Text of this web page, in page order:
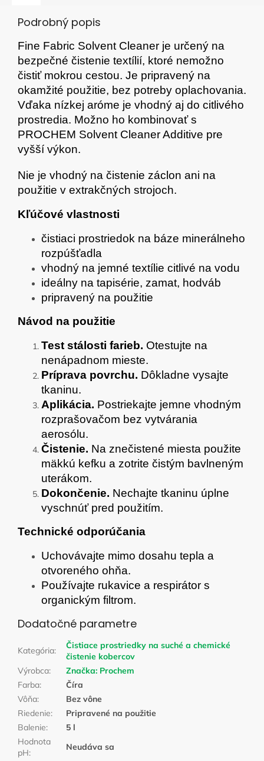
Podrobný popis
Fine Fabric Solvent Cleaner je určený na
bezpečné čistenie textílií, ktoré nemožno
čistiť mokrou cestou. Je pripravený na
okamžité použitie, bez potreby oplachovania.
Vďaka nízkej aróme je vhodný aj do citlivého
prostredia. Možno ho kombinovať s
PROCHEM Solvent Cleaner Additive pre
vyšší výkon.
Nie je vhodný na čistenie záclon ani na
použitie v extrakčných strojoch.
Kľúčové vlastnosti
čistiaci prostriedok na báze minerálneho
rozpúšťadla
vhodný na jemné textílie citlivé na vodu
ideálny na tapisérie, zamat, hodváb
pripravený na použitie
Návod na použitie
Test stálosti farieb. Otestujte na
nenápadnom mieste.
Príprava povrchu. Dôkladne vysajte
tkaninu.
Aplikácia. Postriekajte jemne vhodným
rozprašovačom bez vytvárania
aerosólu.
Čistenie. Na znečistené miesta použite
mäkkú kefku a zotrite čistým bavlneným
uterákom.
Dokončenie. Nechajte tkaninu úplne
vyschnúť pred použitím.
Technické odporúčania
Uchovávajte mimo dosahu tepla a
otvoreného ohňa.
Používajte rukavice a respirátor s
organickým filtrom.
Dodatočné parametre
Kategória:
Čistiace prostriedky na suché a chemické
čistenie kobercov
Výrobca: Značka: Prochem
Farba:
Číra
Vôňa:
Bez vône
Riedenie:
Pripravené na použitie
Balenie:
5 l
Hodnota
pH:
Neudáva sa